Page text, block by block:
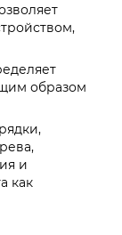
образом
и
как